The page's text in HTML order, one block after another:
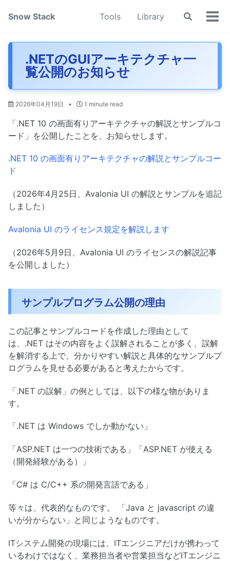
navigation
Snow Stack Tools Library
Toggle
.NETのGUIアーキテクチャ一
覧公開のお知らせ
2026年04月19日 1 minute read
「.NET 10 の画面有りアーキテクチャの解説とサンプルコ
ード」を公開したことを、お知らせします。
.NET 10 の画面有りアーキテクチャの解説とサンプルコー
ド
（2026年4月25日、Avalonia UI の解説とサンプルを追記
しました）
Avalonia UI のライセンス規定を解説します
（2026年5月9日、Avalonia UI のライセンスの解説記事
を公開しました）
サンプルプログラム公開の理由
この記事とサンプルコードを作成した理由として
は、.NET はその内容をよく誤解されることが多く、誤解
を解消する上で、分かりやすい解説と具体的なサンプルプ
ログラムを見せる必要があると考えたからです。
「.NET の誤解」の例としては、以下の様な物がありま
す。
「.NET は Windows でしか動かない」
「ASP.NET は一つの技術である」「ASP.NET が使える
（開発経験がある）」
「C# は C/C++ 系の開発言語である」
等々は、代表的なものです。 「Java と javascript の違
いが分からない」と同じようなものです。
ITシステム開発の現場には、ITエンジニアだけが携わって
いるわけではなく、業務担当者や営業担当などITエンジニ